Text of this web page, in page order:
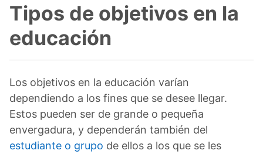
Tipos de objetivos en la
educación
Los objetivos en la educación varían
dependiendo a los fines que se desee llegar.
Estos pueden ser de grande o pequeña
envergadura, y dependerán también del
estudiante o grupo de ellos a los que se les